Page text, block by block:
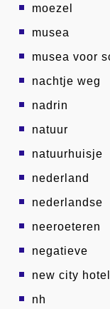
moezel
musea
musea voor
nachtje weg
nadrin
natuur
natuurhuisje
nederland
nederlandse
neeroeteren
negatieve
new city
nh